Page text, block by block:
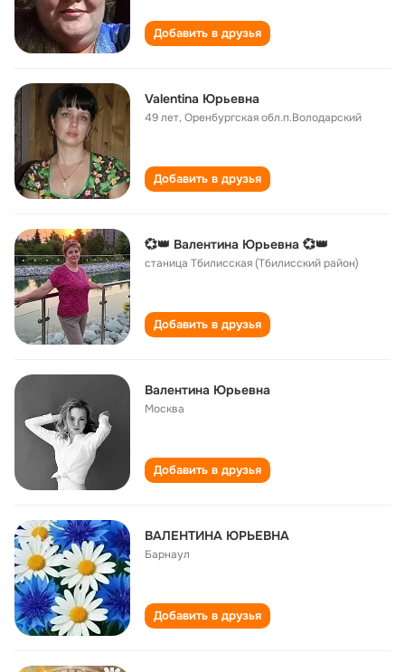
Добавить в друзья
Valentina Юрьевна
49 лет,Оренбургская обл.п.Володарский
Добавить в друзья
💞👑 Валентина Юрьевна 💞👑
станица Тбилисская (Тбилисский район)
Добавить в друзья
Валентина Юрьевна
Москва
Добавить в друзья
ВАЛЕНТИНА ЮРЬЕВНА
Барнаул
Добавить в друзья